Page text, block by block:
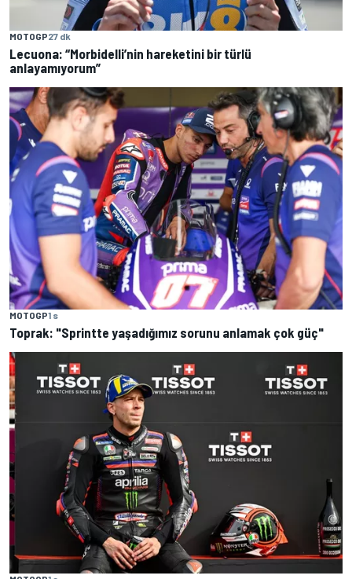
MOTOGP27 dk
Lecuona: “Morbidelli’nin hareketini bir türlü
anlayamıyorum”
MOTOGP1 s
Toprak: "Sprintte yaşadığımız sorunu anlamak çok güç"